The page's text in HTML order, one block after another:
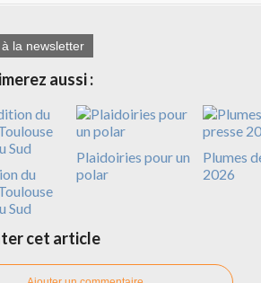
la newsletter
aussi :
du
Sud
Plaidoiries pour un
polar
Plumes
2026
cet article